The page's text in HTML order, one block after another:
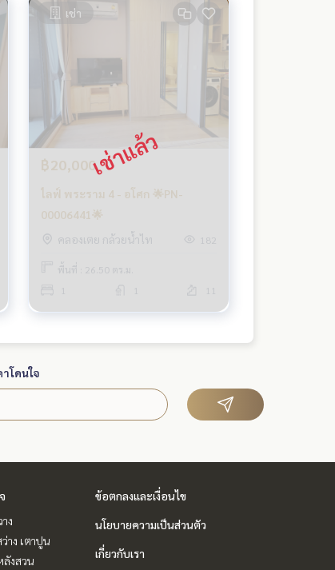
เช่า
฿20,000
ไลฟ์ พระราม 4 - อโศก 🌟PN-
00006441🌟
คลองเตย กล้วยน้ำไท
182
พื้นที่ : 26.50 ตร.ม.
โดนใจ
ง
าง เตาปูน
งสวน
ข้อตกลงและเงื่อนไข
นโยบายความเป็นส่วนตัว
เกี่ยวกับเรา